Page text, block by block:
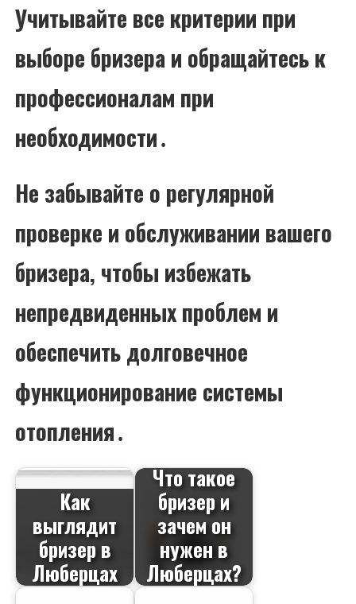
Учитывайте все критерии при
выборе бризера и обращайтесь к
профессионалам при
необходимости․
Не забывайте о регулярной
проверке и обслуживании вашего
бризера, чтобы избежать
непредвиденных проблем и
обеспечить долговечное
функционирование системы
отопления․
Как
выглядит
бризер в
Люберцах
Что такое
бризер и
зачем он
нужен в
Люберцах?